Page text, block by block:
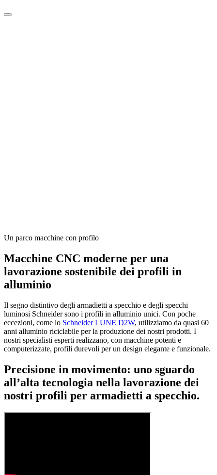
Un parco macchine con profilo
Macchine CNC moderne per una
lavorazione sostenibile dei profili in
alluminio
Il segno distintivo degli armadietti a specchio e degli specchi
luminosi Schneider sono i profili in alluminio unici. Con poche
eccezioni, come lo Schneider LUNE D2W, utilizziamo da quasi 60
anni alluminio riciclabile per la produzione dei nostri prodotti. I
nostri specialisti esperti realizzano, con macchine potenti e
computerizzate, profili durevoli per un design elegante e funzionale.
Precisione in movimento: uno sguardo
all’alta tecnologia nella lavorazione dei
nostri profili per armadietti a specchio.